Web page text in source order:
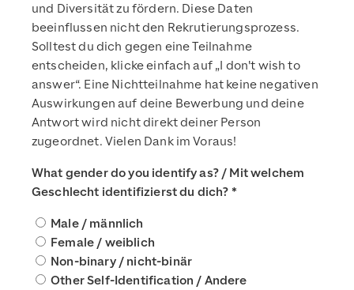
und Diversität zu fördern. Diese Daten
beeinflussen nicht den Rekrutierungsprozess.
Solltest du dich gegen eine Teilnahme
entscheiden, klicke einfach auf „I don't wish to
answer“. Eine Nichtteilnahme hat keine negativen
Auswirkungen auf deine Bewerbung und deine
Antwort wird nicht direkt deiner Person
zugeordnet. Vielen Dank im Voraus!
What gender do you identify as? / Mit welchem
Geschlecht identifizierst du dich? *
Male / männlich
Female / weiblich
Non-binary / nicht-binär
Other Self-Identification / Andere